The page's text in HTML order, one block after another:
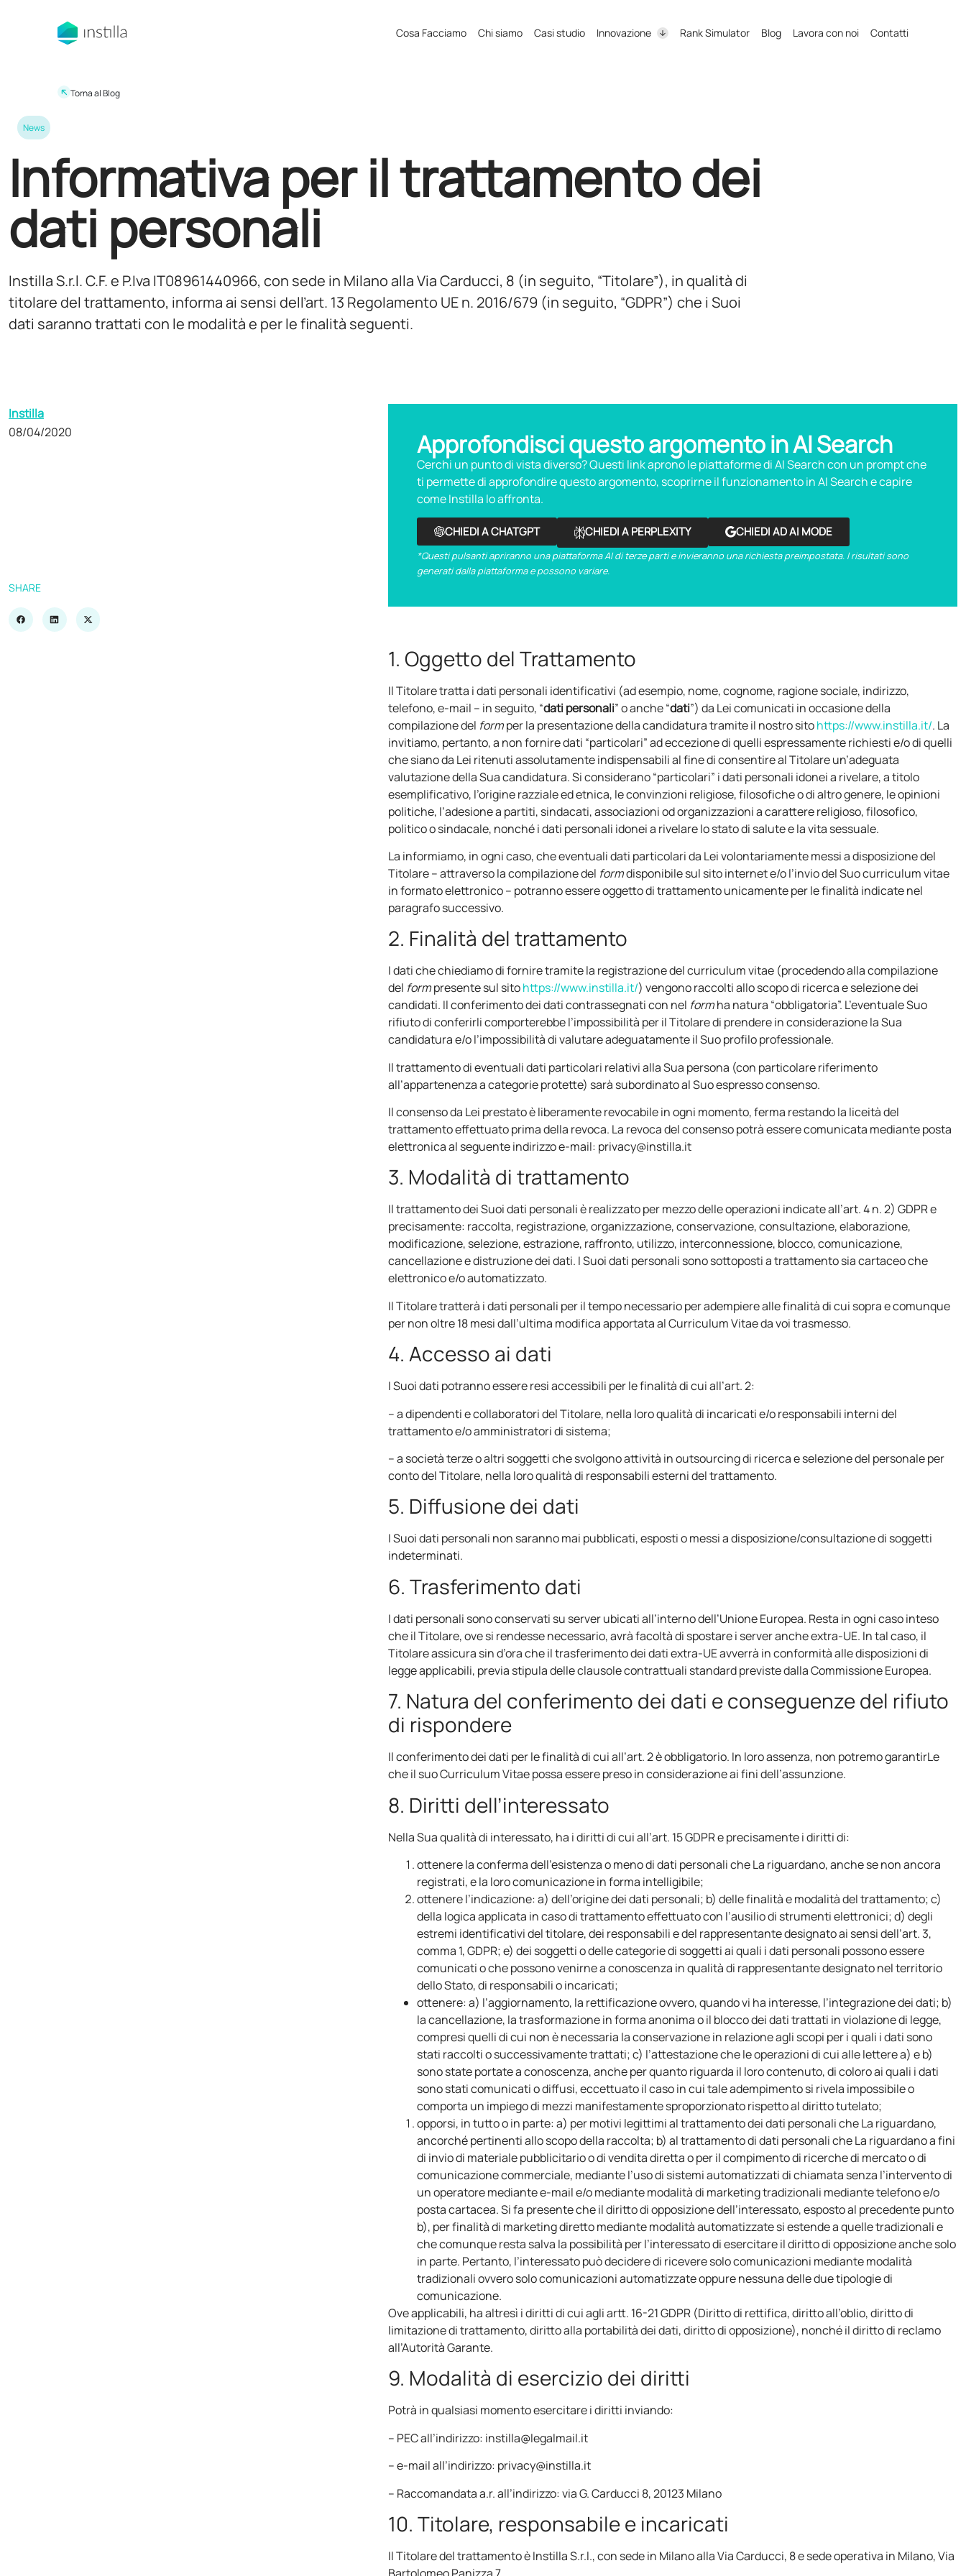
Cosa Facciamo Chi siamo Casi studio Innovazione Rank Simulator Blog Lavora con noi Contatti
Torna al Blog
News
Informativa per il trattamento dei
dati personali​
Instilla S.r.l. C.F. e P.Iva IT08961440966, con sede in Milano alla Via Carducci, 8 (in seguito, “Titolare”), in qualità di
titolare del trattamento, informa ai sensi dell’art. 13 Regolamento UE n. 2016/679 (in seguito, “GDPR”) che i Suoi
dati saranno trattati con le modalità e per le finalità seguenti.
Instilla
08/04/2020
SHARE
Approfondisci questo argomento in AI Search
Cerchi un punto di vista diverso? Questi link aprono le piattaforme di AI Search con un prompt che
ti permette di approfondire questo argomento, scoprirne il funzionamento in AI Search e capire
come Instilla lo affronta.
CHIEDI A CHATGPT CHIEDI A PERPLEXITY CHIEDI AD AI MODE
*Questi pulsanti apriranno una piattaforma AI di terze parti e invieranno una richiesta preimpostata. I risultati sono
generati dalla piattaforma e possono variare.
1. Oggetto del Trattamento
Il Titolare tratta i dati personali identificativi (ad esempio, nome, cognome, ragione sociale, indirizzo,
telefono, e-mail – in seguito, “dati personali” o anche “dati”) da Lei comunicati in occasione della
compilazione del formper la presentazione della candidatura tramite il nostro sitohttps://www.instilla.it/. La
invitiamo, pertanto, a non fornire dati “particolari” ad eccezione di quelli espressamente richiesti e/o di quelli
che siano da Lei ritenuti assolutamente indispensabili al fine di consentire al Titolare un’adeguata
valutazione della Sua candidatura. Si considerano “particolari” i dati personali idonei a rivelare, a titolo
esemplificativo, l’origine razziale ed etnica, le convinzioni religiose, filosofiche o di altro genere, le opinioni
politiche, l’adesione a partiti, sindacati, associazioni od organizzazioni a carattere religioso, filosofico,
politico o sindacale, nonché i dati personali idonei a rivelare lo stato di salute e la vita sessuale.
La informiamo, in ogni caso, che eventuali dati particolari da Lei volontariamente messi a disposizione del
Titolare – attraverso la compilazione del formdisponibile sul sito internet e/o l’invio del Suo curriculum vitae
in formato elettronico – potranno essere oggetto di trattamento unicamente per le finalità indicate nel
paragrafo successivo.
2. Finalità del trattamento
I dati che chiediamo di fornire tramite la registrazione del curriculum vitae (procedendo alla compilazione
del formpresente sul sitohttps://www.instilla.it/) vengono raccolti allo scopo di ricerca e selezione dei
candidati. Il conferimento dei dati contrassegnati con nel formha natura “obbligatoria”. L’eventuale Suo
rifiuto di conferirli comporterebbe l’impossibilità per il Titolare di prendere in considerazione la Sua
candidatura e/o l’impossibilità di valutare adeguatamente il Suo profilo professionale.
Il trattamento di eventuali dati particolari relativi alla Sua persona (con particolare riferimento
all’appartenenza a categorie protette) sarà subordinato al Suo espresso consenso.
Il consenso da Lei prestato è liberamente revocabile in ogni momento, ferma restando la liceità del
trattamento effettuato prima della revoca. La revoca del consenso potrà essere comunicata mediante posta
elettronica al seguente indirizzo e-mail: privacy@instilla.it
3. Modalità di trattamento
Il trattamento dei Suoi dati personali è realizzato per mezzo delle operazioni indicate all’art. 4 n. 2) GDPR e
precisamente: raccolta, registrazione, organizzazione, conservazione, consultazione, elaborazione,
modificazione, selezione, estrazione, raffronto, utilizzo, interconnessione, blocco, comunicazione,
cancellazione e distruzione dei dati. I Suoi dati personali sono sottoposti a trattamento sia cartaceo che
elettronico e/o automatizzato.
Il Titolare tratterà i dati personali per il tempo necessario per adempiere alle finalità di cui sopra e comunque
per non oltre 18 mesi dall’ultima modifica apportata al Curriculum Vitae da voi trasmesso.
4. Accesso ai dati
I Suoi dati potranno essere resi accessibili per le finalità di cui all’art. 2:
– a dipendenti e collaboratori del Titolare, nella loro qualità di incaricati e/o responsabili interni del
trattamento e/o amministratori di sistema;
– a società terze o altri soggetti che svolgono attività in outsourcing di ricerca e selezione del personale per
conto del Titolare, nella loro qualità di responsabili esterni del trattamento.
5. Diffusione dei dati
I Suoi dati personali non saranno mai pubblicati, esposti o messi a disposizione/consultazione di soggetti
indeterminati.
6. Trasferimento dati
I dati personali sono conservati su server ubicati all’interno dell’Unione Europea. Resta in ogni caso inteso
che il Titolare, ove si rendesse necessario, avrà facoltà di spostare i server anche extra-UE. In tal caso, il
Titolare assicura sin d’ora che il trasferimento dei dati extra-UE avverrà in conformità alle disposizioni di
legge applicabili, previa stipula delle clausole contrattuali standard previste dalla Commissione Europea.
7. Natura del conferimento dei dati e conseguenze del rifiuto
di rispondere
Il conferimento dei dati per le finalità di cui all’art. 2 è obbligatorio. In loro assenza, non potremo garantirLe
che il suo Curriculum Vitae possa essere preso in considerazione ai fini dell’assunzione.
8. Diritti dell’interessato
Nella Sua qualità di interessato, ha i diritti di cui all’art. 15 GDPR e precisamente i diritti di:
ottenere la conferma dell’esistenza o meno di dati personali che La riguardano, anche se non ancora
registrati, e la loro comunicazione in forma intelligibile;
ottenere l’indicazione: a) dell’origine dei dati personali; b) delle finalità e modalità del trattamento; c)
della logica applicata in caso di trattamento effettuato con l’ausilio di strumenti elettronici; d) degli
estremi identificativi del titolare, dei responsabili e del rappresentante designato ai sensi dell’art. 3,
comma 1, GDPR; e) dei soggetti o delle categorie di soggetti ai quali i dati personali possono essere
comunicati o che possono venirne a conoscenza in qualità di rappresentante designato nel territorio
dello Stato, di responsabili o incaricati;
ottenere: a) l’aggiornamento, la rettificazione ovvero, quando vi ha interesse, l’integrazione dei dati; b)
la cancellazione, la trasformazione in forma anonima o il blocco dei dati trattati in violazione di legge,
compresi quelli di cui non è necessaria la conservazione in relazione agli scopi per i quali i dati sono
stati raccolti o successivamente trattati; c) l’attestazione che le operazioni di cui alle lettere a) e b)
sono state portate a conoscenza, anche per quanto riguarda il loro contenuto, di coloro ai quali i dati
sono stati comunicati o diffusi, eccettuato il caso in cui tale adempimento si rivela impossibile o
comporta un impiego di mezzi manifestamente sproporzionato rispetto al diritto tutelato;
opporsi, in tutto o in parte: a) per motivi legittimi al trattamento dei dati personali che La riguardano,
ancorché pertinenti allo scopo della raccolta; b) al trattamento di dati personali che La riguardano a fini
di invio di materiale pubblicitario o di vendita diretta o per il compimento di ricerche di mercato o di
comunicazione commerciale, mediante l’uso di sistemi automatizzati di chiamata senza l’intervento di
un operatore mediante e-mail e/o mediante modalità di marketing tradizionali mediante telefono e/o
posta cartacea. Si fa presente che il diritto di opposizione dell’interessato, esposto al precedente punto
b), per finalità di marketing diretto mediante modalità automatizzate si estende a quelle tradizionali e
che comunque resta salva la possibilità per l’interessato di esercitare il diritto di opposizione anche solo
in parte. Pertanto, l’interessato può decidere di ricevere solo comunicazioni mediante modalità
tradizionali ovvero solo comunicazioni automatizzate oppure nessuna delle due tipologie di
comunicazione.
Ove applicabili, ha altresì i diritti di cui agli artt. 16-21 GDPR (Diritto di rettifica, diritto all’oblio, diritto di
limitazione di trattamento, diritto alla portabilità dei dati, diritto di opposizione), nonché il diritto di reclamo
all’Autorità Garante.
9. Modalità di esercizio dei diritti
Potrà in qualsiasi momento esercitare i diritti inviando:
– PEC all’indirizzo: instilla@legalmail.it
– e-mail all’indirizzo: privacy@instilla.it
– Raccomandata a.r. all’indirizzo: via G. Carducci 8, 20123 Milano
10. Titolare, responsabile e incaricati
Il Titolare del trattamento è Instilla S.r.l., con sede in Milano alla Via Carducci, 8 e sede operativa in Milano, Via